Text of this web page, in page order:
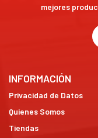
mejores
INFORMACIÓN
Privacidad de Datos
Quienes Somos
Tiendas